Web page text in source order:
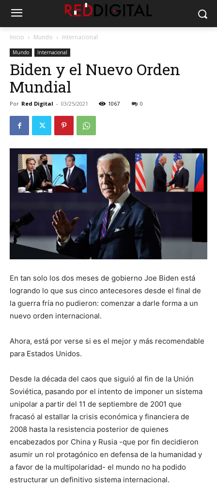
Inicio Mundo Internacional
Mundo Internacional
Biden y el Nuevo Orden
Mundial
Por Red Digital - 03/25/2021 1067 0
En tan solo los dos meses de gobierno Joe Biden está
logrando lo que sus cinco antecesores desde el final de
la guerra fría no pudieron: comenzar a darle forma a un
nuevo orden internacional.
Ahora, está por verse si es el mejor y más recomendable
para Estados Unidos.
Desde la década del caos que siguió al fin de la Unión
Soviética, pasando por el intento de imponer un sistema
unipolar a partir del 11 de septiembre de 2001 que
fracasó al estallar la crisis económica y financiera de
2008 hasta la resistencia posterior de quienes
encabezados por China y Rusia -que por fin decidieron
asumir un rol protagónico en defensa de la humanidad y
a favor de la multipolaridad- el mundo no ha podido
estructurar un definitivo sistema internacional.